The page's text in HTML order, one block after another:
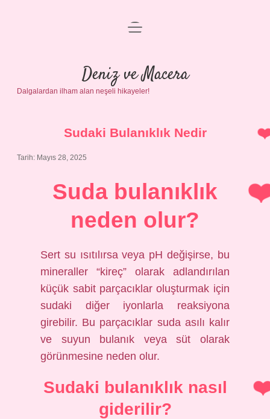
Anasayfa
Gizlilik Politikası
Yasal Uyarı
menüyü
Deniz ve Macera
Dalgalardan ilham alan neşeli hikayeler!
Sudaki Bulanıklık Nedir
Tarih: Mayıs 28, 2025
Suda bulanıklık
neden olur?
Sert su ısıtılırsa veya pH değişirse, bu
mineraller “kireç” olarak adlandırılan
küçük sabit parçacıklar oluşturmak için
sudaki diğer iyonlarla reaksiyona
girebilir. Bu parçacıklar suda asılı kalır
ve suyun bulanık veya süt olarak
görünmesine neden olur.
Sudaki bulanıklık nasıl
giderilir?